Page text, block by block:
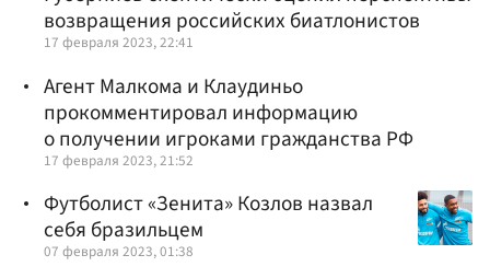
возвращения российских биатлонистов
17 февраля 2023, 22:41
Агент Малкома и Клаудиньо
прокомментировал информацию
о получении игроками гражданства РФ
17 февраля 2023, 21:52
Футболист «Зенита» Козлов назвал
себя бразильцем
07 февраля 2023, 01:38